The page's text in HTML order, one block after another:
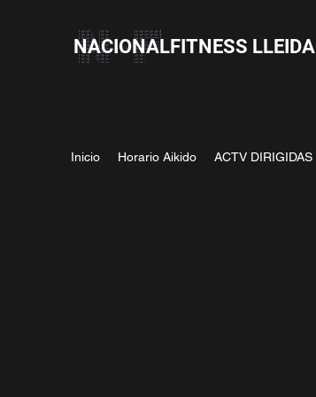
NACIONALFITNESS LLEIDA
Inicio Horario Aikido ACTV DIRIGIDAS